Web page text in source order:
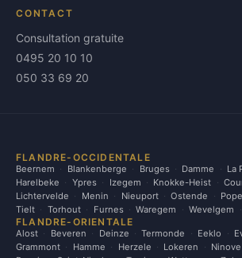
CONTACT
Consultation gratuite
0495 20 10 10
050 33 69 20
FLANDRE-OCCIDENTALE
Beernem Blankenberge Bruges Damme La
Harelbeke
Ypres Izegem Knokke-Heist
Lichtervelde
Menin Nieuport Ostende
Tielt
Torhout Furnes Waregem Wevelgem
FLANDRE-ORIENTALE
Alost Beveren Deinze Termonde Eeklo
Grammont
Hamme Herzele Lokeren Ninove